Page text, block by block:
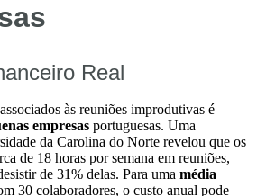
Real
às reuniões improdutivas é
empresas portuguesas. Uma
da Carolina do Norte revelou que os
de 18 horas por semana em reuniões,
de 31% delas. Para uma média
30 colaboradores, o custo anual pode